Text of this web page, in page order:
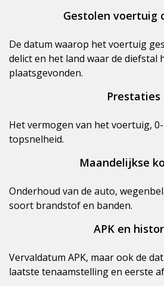
Gestolen voertuig
De datum waarop het voertuig
delict en het land waar de diefstal
plaatsgevonden.
Prestaties
Het vermogen van het voertuig,
topsnelheid.
Maandelijkse
Onderhoud van de auto,
soort brandstof en banden.
APK en
Vervaldatum APK, maar ook de
laatste tenaamstelling en eerste